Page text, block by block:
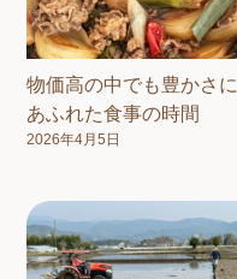
物価高の中でも豊かさに
あふれた食事の時間
2026年4月5日